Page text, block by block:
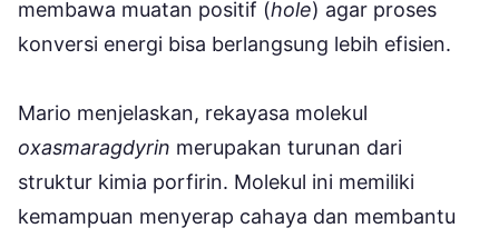
membawa muatan positif (hole) agar proses
konversi energi bisa berlangsung lebih efisien.
Mario menjelaskan, rekayasa molekul
oxasmaragdyrin merupakan turunan dari
struktur kimia porfirin. Molekul ini memiliki
kemampuan menyerap cahaya dan membantu